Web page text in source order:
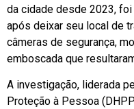
da cidade desde 2023,
após deixar seu local de
câmeras de segurança,
emboscada que
A investigação, liderada
Proteção à Pessoa